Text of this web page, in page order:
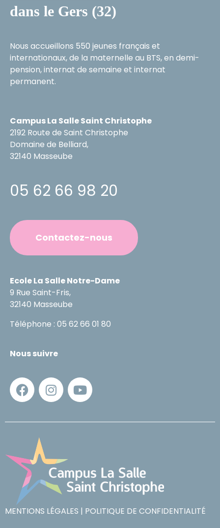
dans le Gers (32)
Nous accueillons 550 jeunes français et
internationaux, de la maternelle au BTS, en demi-
pension, internat de semaine et internat
permanent.
Campus La Salle Saint Christophe
2192 Route de Saint Christophe
Domaine de Belliard,
32140 Masseube
05 62 66 98 20
Contactez-nous
Ecole La Salle Notre-Dame
9 Rue Saint-Fris,
32140 Masseube
Téléphone : 05 62 66 01 80
Nous suivre
MENTIONS LÉGALES | POLITIQUE DE CONFIDENTIALITÉ